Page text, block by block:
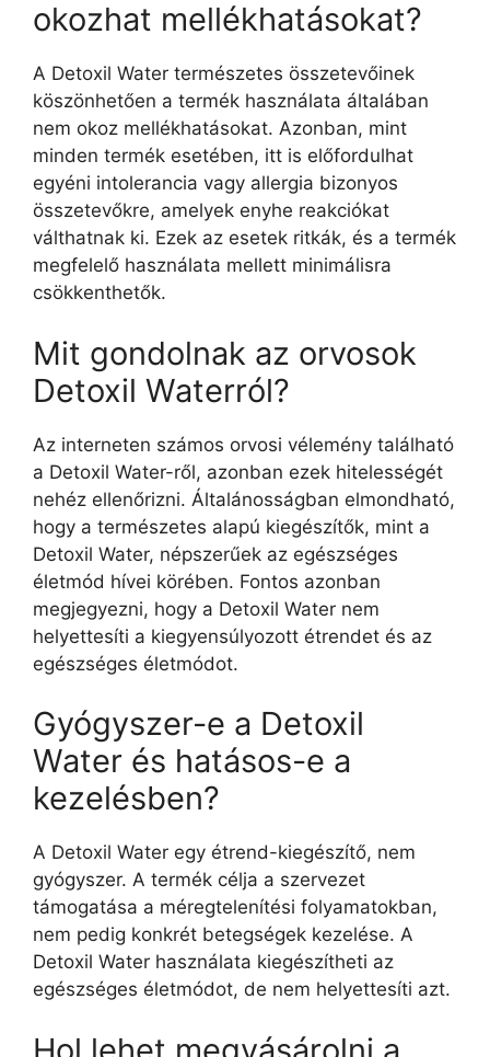
okozhat mellékhatásokat?
A Detoxil Water természetes összetevőinek
köszönhetően a termék használata általában
nem okoz mellékhatásokat. Azonban, mint
minden termék esetében, itt is előfordulhat
egyéni intolerancia vagy allergia bizonyos
összetevőkre, amelyek enyhe reakciókat
válthatnak ki. Ezek az esetek ritkák, és a termék
megfelelő használata mellett minimálisra
csökkenthetők.
Mit gondolnak az orvosok
Detoxil Waterról?
Az interneten számos orvosi vélemény található
a Detoxil Water-ről, azonban ezek hitelességét
nehéz ellenőrizni. Általánosságban elmondható,
hogy a természetes alapú kiegészítők, mint a
Detoxil Water, népszerűek az egészséges
életmód hívei körében. Fontos azonban
megjegyezni, hogy a Detoxil Water nem
helyettesíti a kiegyensúlyozott étrendet és az
egészséges életmódot.
Gyógyszer-e a Detoxil
Water és hatásos-e a
kezelésben?
A Detoxil Water egy étrend-kiegészítő, nem
gyógyszer. A termék célja a szervezet
támogatása a méregtelenítési folyamatokban,
nem pedig konkrét betegségek kezelése. A
Detoxil Water használata kiegészítheti az
egészséges életmódot, de nem helyettesíti azt.
Hol lehet megvásárolni a